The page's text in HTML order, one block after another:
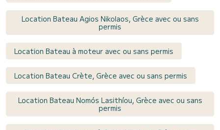
Location Bateau Agios Nikolaos, Grèce avec ou sans
permis
Location Bateau à moteur avec ou sans permis
Location Bateau Crète, Grèce avec ou sans permis
Location Bateau Nomós Lasithíou, Grèce avec ou sans
permis